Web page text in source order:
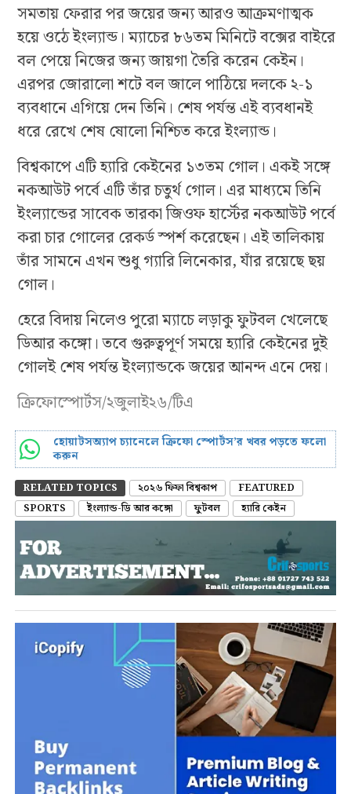
সমতায় ফেরার পর জয়ের জন্য আরও আক্রমণাত্মক
হয়ে ওঠে ইংল্যান্ড। ম্যাচের ৮৬তম মিনিটে বক্সের বাইরে
বল পেয়ে নিজের জন্য জায়গা তৈরি করেন কেইন।
এরপর জোরালো শটে বল জালে পাঠিয়ে দলকে ২-১
ব্যবধানে এগিয়ে দেন তিনি। শেষ পর্যন্ত এই ব্যবধানই
ধরে রেখে শেষ ষোলো নিশ্চিত করে ইংল্যান্ড।
বিশ্বকাপে এটি হ্যারি কেইনের ১৩তম গোল। একই সঙ্গে
নকআউট পর্বে এটি তাঁর চতুর্থ গোল। এর মাধ্যমে তিনি
ইংল্যান্ডের সাবেক তারকা জিওফ হার্স্টের নকআউট পর্বে
করা চার গোলের রেকর্ড স্পর্শ করেছেন। এই তালিকায়
তাঁর সামনে এখন শুধু গ্যারি লিনেকার, যাঁর রয়েছে ছয়
গোল।
হেরে বিদায় নিলেও পুরো ম্যাচে লড়াকু ফুটবল খেলেছে
ডিআর কঙ্গো। তবে গুরুত্বপূর্ণ সময়ে হ্যারি কেইনের দুই
গোলই শেষ পর্যন্ত ইংল্যান্ডকে জয়ের আনন্দ এনে দেয়।
ক্রিফোস্পোর্টস/২জুলাই২৬/টিএ
হোয়াটসঅ্যাপ চ্যানেলে ক্রিফো স্পোর্টস’র খবর পড়তে ফলো
করুন
RELATED TOPICS ২০২৬ ফিফা বিশ্বকাপ
FEATURED
SPORTS
ইংল্যান্ড-ডি আর কঙ্গো ফুটবল হ্যারি কেইন